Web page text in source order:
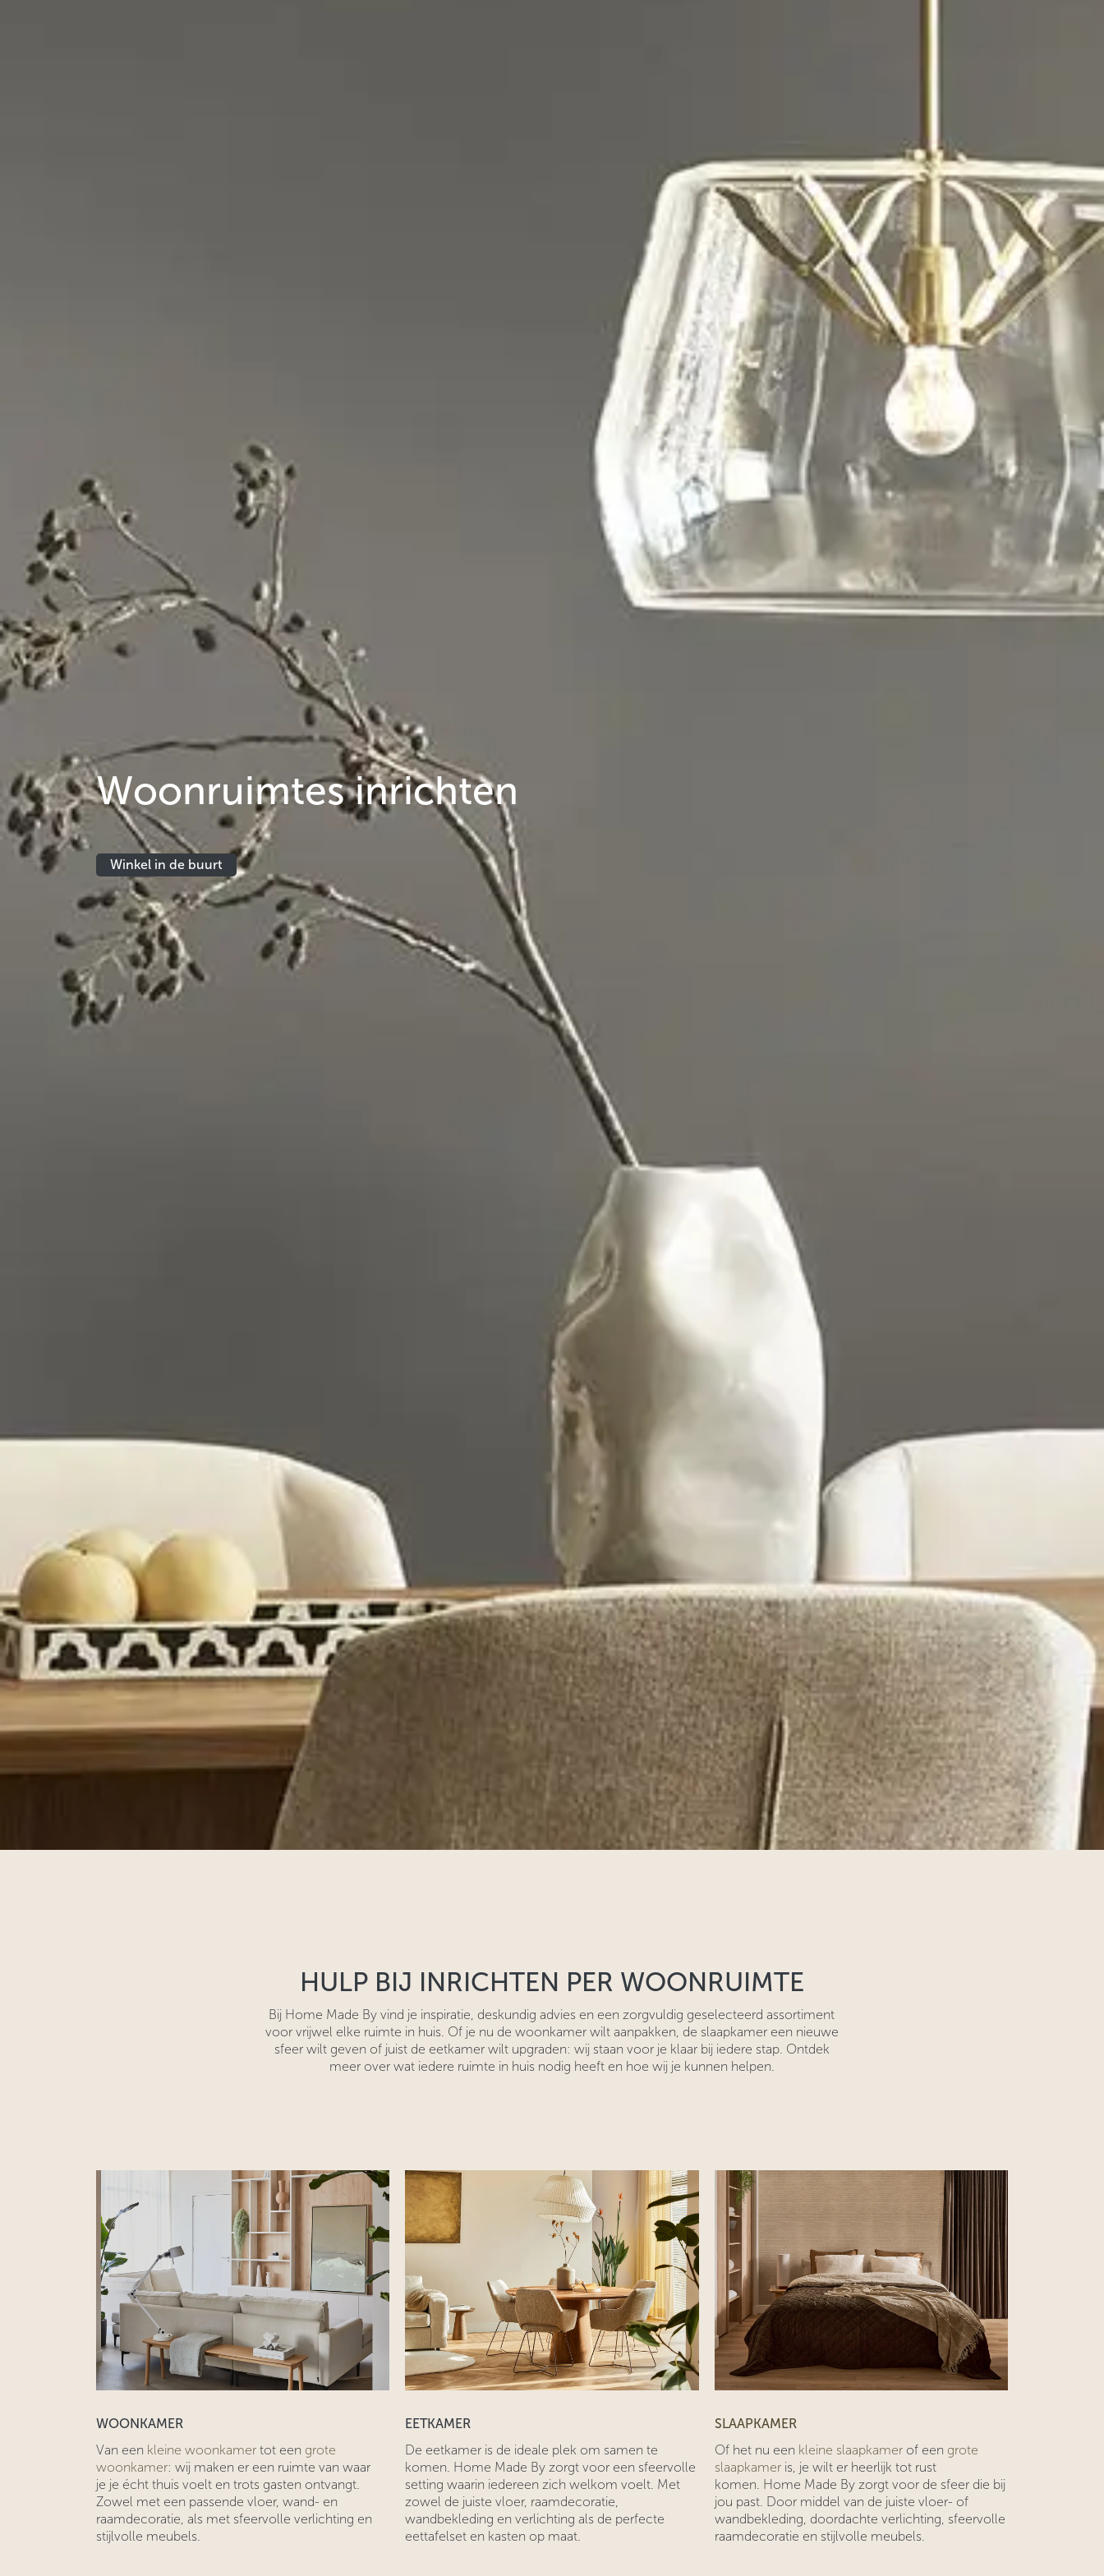
Woonruimtes inrichten
Winkel in de buurt
HULP BIJ INRICHTEN PER WOONRUIMTE
Bij Home Made By vind je inspiratie, deskundig advies en een zorgvuldig geselecteerd assortiment
voor vrijwel elke ruimte in huis. Of je nu de woonkamer wilt aanpakken, de slaapkamer een nieuwe
sfeer wilt geven of juist de eetkamer wilt upgraden: wij staan voor je klaar bij iedere stap. Ontdek
meer over wat iedere ruimte in huis nodig heeft en hoe wij je kunnen helpen.
WOONKAMER
Van een kleine woonkamer tot een grote
woonkamer: wij maken er een ruimte van waar
je je écht thuis voelt en trots gasten ontvangt.
Zowel met een passende vloer, wand- en
raamdecoratie, als met sfeervolle verlichting en
stijlvolle meubels.
EETKAMER
De eetkamer is de ideale plek om samen te
komen. Home Made By zorgt voor een sfeervolle
setting waarin iedereen zich welkom voelt. Met
zowel de juiste vloer, raamdecoratie,
wandbekleding en verlichting als de perfecte
eettafelset en kasten op maat.
SLAAPKAMER
Of het nu een kleine slaapkamerof een grote
slaapkameris, je wilt er heerlijk tot rust
komen. Home Made By zorgt voor de sfeer die bij
jou past. Door middel van de juiste vloer- of
wandbekleding, doordachte verlichting, sfeervolle
raamdecoratie en stijlvolle meubels.